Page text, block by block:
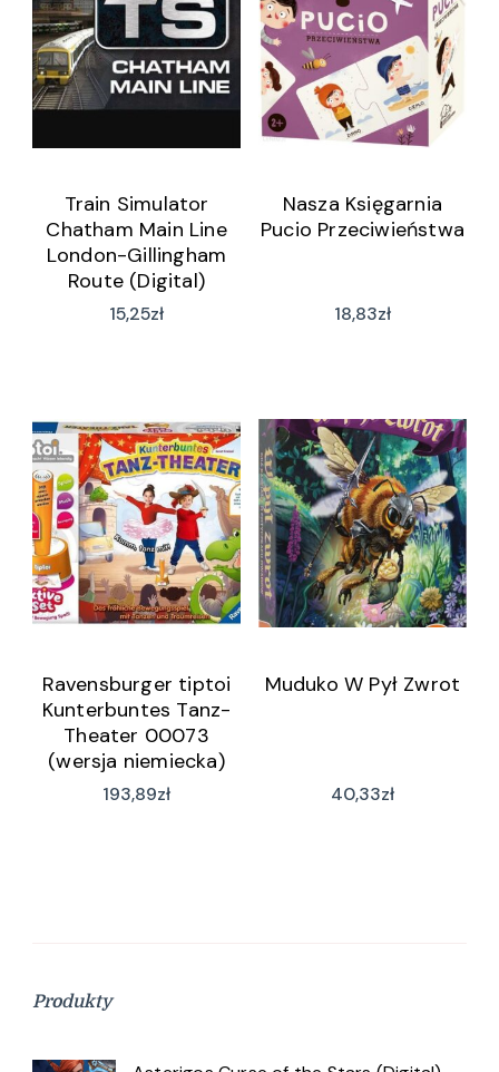
Train Simulator
Chatham Main Line
London-Gillingham
Route (Digital)
15,25zł
Nasza Księgarnia
Pucio Przeciwieństwa
18,83zł
Ravensburger tiptoi
Kunterbuntes Tanz-
Theater 00073
(wersja niemiecka)
193,89zł
Muduko W Pył Zwrot
40,33zł
Produkty